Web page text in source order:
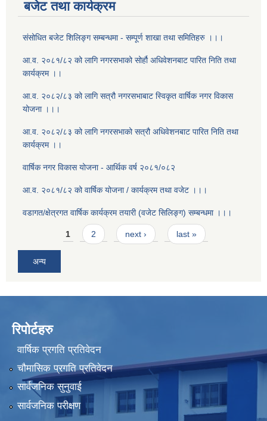
बजेट तथा कार्यक्रम
संसोधित बजेट शिलिङ्ग सम्बन्धमा - सम्पूर्ण शाखा तथा समितिहरु ।।।
आ.व. २०८१/८२ को लागि नगरसभाको सोर्हौ अधिवेशनबाट पारित निति तथा
कार्यक्रम ।।
आ.व. २०८२/८३ को लागि सत्रौ नगरसभाबाट स्विकृत वार्षिक नगर विकास
योजना ।।।
आ.व. २०८२/८३ को लागि नगरसभाको सत्रौ अधिवेशनबाट पारित निति तथा
कार्यक्रम ।।
वार्षिक नगर विकास योजना - आर्थिक वर्ष २०८१/०८२
आ.व. २०८१/८२ को वार्षिक योजना / कार्यक्रम तथा वजेट ।।।
वडागत/क्षेत्रगत वार्षिक कार्यक्रम तयारी (वजेट सिलिङ्ग) सम्बन्धमा ।।।
Pages1 2 next › last »
अन्य
रिपोर्टहरु
वार्षिक प्रगति प्रतिवेदन
चौमासिक प्रगति प्रतिवेदन
सार्वजनिक सुनुवाई
सार्वजनिक परीक्षण